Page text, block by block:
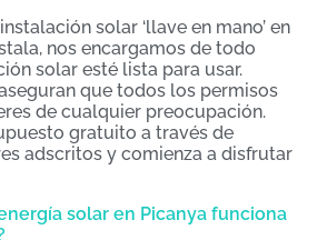
solar ‘llave en mano’ en
nos encargamos de todo
solar esté lista para usar.
que todos los permisos
de cualquier preocupación.
gratuito a través de
adscritos y comienza a disfrutar
solar en Picanya funciona